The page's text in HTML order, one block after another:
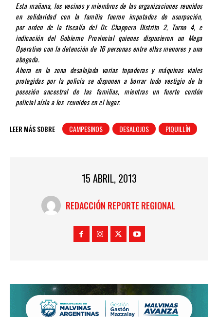
Esta mañana, los vecinos y miembros de las organizaciones reunidos
en solidaridad con la familia fueron imputados de usurpación,
por orden de la fiscalía del Dr. Chappero Distrito 2, Turno 4, e
indicación del Gobierno Provincial quienes dispusieron un Mega
Operativo con la detención de 16 personas entre ellas menores y una
abogada.
Ahora en la zona desalojada varias topadoras y máquinas viales
protegidas por la policía se disponen a borrar todo vestigio de la
posesión ancestral de las familias, mientras un fuerte cordón
policial aísla a los reunidos en el lugar.
LEER MÁS SOBRE CAMPESINOS DESALOJOS PIQUILLÍN
15 ABRIL, 2013
REDACCIÓN REPORTE REGIONAL